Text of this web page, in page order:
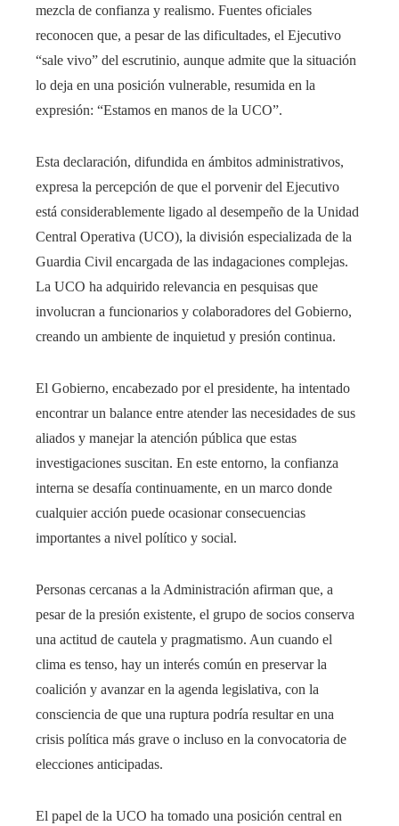
mezcla de confianza y realismo. Fuentes oficiales
reconocen que, a pesar de las dificultades, el Ejecutivo
“sale vivo” del escrutinio, aunque admite que la situación
lo deja en una posición vulnerable, resumida en la
expresión: “Estamos en manos de la UCO”.
Esta declaración, difundida en ámbitos administrativos,
expresa la percepción de que el porvenir del Ejecutivo
está considerablemente ligado al desempeño de la Unidad
Central Operativa (UCO), la división especializada de la
Guardia Civil encargada de las indagaciones complejas.
La UCO ha adquirido relevancia en pesquisas que
involucran a funcionarios y colaboradores del Gobierno,
creando un ambiente de inquietud y presión continua.
El Gobierno, encabezado por el presidente, ha intentado
encontrar un balance entre atender las necesidades de sus
aliados y manejar la atención pública que estas
investigaciones suscitan. En este entorno, la confianza
interna se desafía continuamente, en un marco donde
cualquier acción puede ocasionar consecuencias
importantes a nivel político y social.
Personas cercanas a la Administración afirman que, a
pesar de la presión existente, el grupo de socios conserva
una actitud de cautela y pragmatismo. Aun cuando el
clima es tenso, hay un interés común en preservar la
coalición y avanzar en la agenda legislativa, con la
consciencia de que una ruptura podría resultar en una
crisis política más grave o incluso en la convocatoria de
elecciones anticipadas.
El papel de la UCO ha tomado una posición central en